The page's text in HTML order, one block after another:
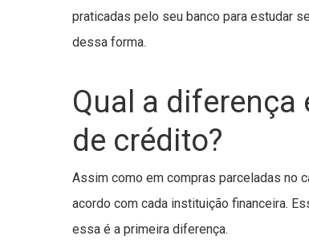
praticadas pelo seu banco para estudar
dessa forma.
Qual a diferença
de crédito?
Assim como em compras parceladas no
acordo com cada instituição financeira.
essa é a primeira diferença.